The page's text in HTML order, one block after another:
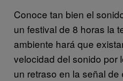
Conoce tan bien el
un festival de 8 horas la
ambiente hará que
velocidad del sonido por
un retraso en la señal de